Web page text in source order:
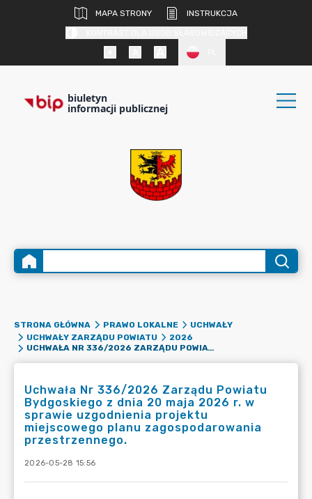
MAPA STRONY
INSTRUKCJA
biuletyn
informacji publicznej
STRONA GŁÓWNA PRAWO LOKALNE
UCHWAŁY
UCHWAŁY ZARZĄDU POWIATU
2026
UCHWAŁA NR 336/2026 ZARZĄDU POWIATU BYDGOSKIEGO Z DNIA 20 MAJA 2026 R. W SPRAWIE UZGODNIENIA PROJEKTU MIEJSCOWEGO PLANU ZAGOSPODAROWANIA PRZESTRZENNEGO.
Uchwała Nr 336/2026 Zarządu Powiatu
Bydgoskiego z dnia 20 maja 2026 r. w
sprawie uzgodnienia projektu
miejscowego planu zagospodarowania
przestrzennego.
2026-05-28 15:56